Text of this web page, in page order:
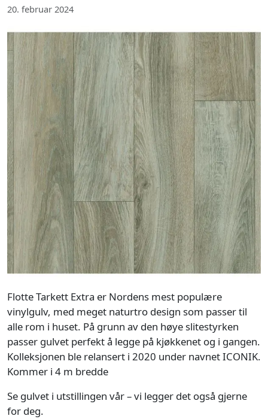
20. februar 2024
Flotte Tarkett Extra er Nordens mest populære
vinylgulv, med meget naturtro design som passer til
alle rom i huset. På grunn av den høye slitestyrken
passer gulvet perfekt å legge på kjøkkenet og i gangen.
Kolleksjonen ble relansert i 2020 under navnet ICONIK.
Kommer i 4 m bredde
Se gulvet i utstillingen vår – vi legger det også gjerne
for deg.